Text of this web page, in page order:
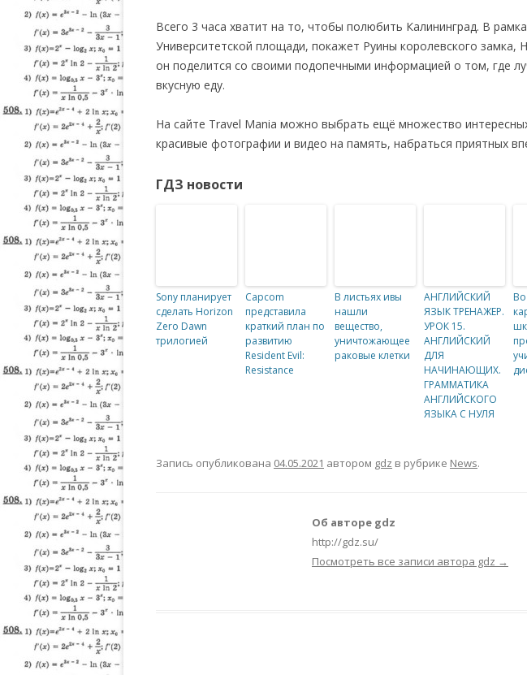
Всего 3 часа хватит на то, чтобы полюбить Калининград. В
Университетской площади, покажет Руины королевского замка,
он поделится со своими подопечными информацией о том, где
вкусную еду.
На сайте Travel Mania можно выбрать ещё множество
красивые фотографии и видео на память, набраться приятных
ГДЗ новости
Sony планирует
сделать Horizon
Zero Dawn
трилогией
Capcom
представила
краткий план по
развитию
Resident Evil:
Resistance
В листьях ивы
нашли
вещество,
уничтожающее
раковые клетки
АНГЛИЙСКИЙ
ЯЗЫК ТРЕНАЖЕР.
УРОК 15.
АНГЛИЙСКИЙ
ДЛЯ
НАЧИНАЮЩИХ.
ГРАММАТИКА
АНГЛИЙСКОГО
ЯЗЫКА С НУЛЯ
Запись опубликована 04.05.2021 автором gdz в рубрике News.
Об авторе gdz
http://gdz.su/
Посмотреть все записи автора gdz →